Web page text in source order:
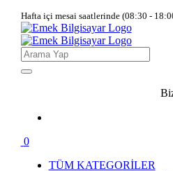
Hafta içi mesai saatlerinde (08:30 -
0
TÜM KATEGORİLER